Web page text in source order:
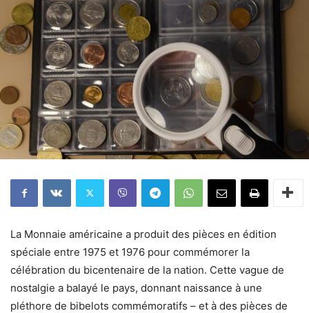
La Monnaie américaine a produit des pièces en édition
spéciale entre 1975 et 1976 pour commémorer la
célébration du bicentenaire de la nation. Cette vague de
nostalgie a balayé le pays, donnant naissance à une
pléthore de bibelots commémoratifs – et à des pièces de